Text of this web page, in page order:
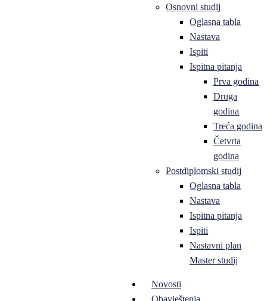
Osnovni studij
Oglasna tabla
Nastava
Ispiti
Ispitna pitanja
Prva godina
Druga
godina
Treća godina
Četvrta
godina
Postdiplomski studij
Oglasna tabla
Nastava
Ispitna pitanja
Ispiti
Nastavni plan
Master studij
Novosti
Obavještenja